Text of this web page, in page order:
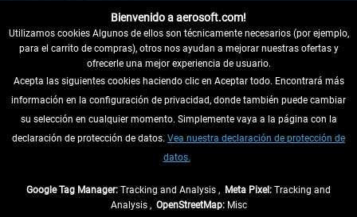
DESISTIR DEL CONTRATO
INFORMACIÓN
Bienvenido a aerosoft.com!
Utilizamos cookies Algunos de ellos son técnicamente necesarios (por ejemplo,
para el carrito de compras), otros nos ayudan a mejorar nuestras ofertas y
ofrecerle una mejor experiencia de usuario.
Acepta las siguientes cookies haciendo clic en Aceptar todo. Encontrará más
información en la configuración de privacidad, donde también puede cambiar
su selección en cualquier momento. Simplemente vaya a la página con la
declaración de protección de datos. Vea nuestra declaración de protección de
datos.
Google Tag Manager: Tracking and Analysis , Meta Pixel: Tracking and
Analysis , OpenStreetMap:Misc